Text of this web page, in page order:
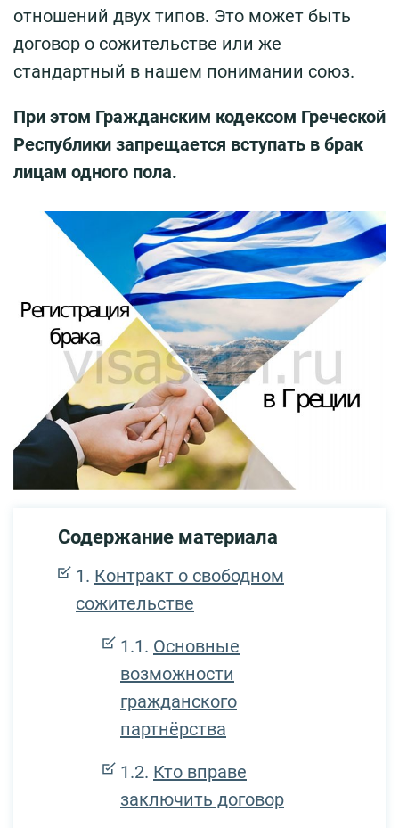
отношений двух типов. Это может быть
договор о сожительстве или же
стандартный в нашем понимании союз.
При этом Гражданским кодексом Греческой
Республики запрещается вступать в брак
лицам одного пола.
Содержание материала
Контракт о свободном
сожительстве
Основные
возможности
гражданского
партнёрства
Кто вправе
заключить договор